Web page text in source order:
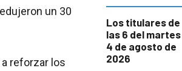
un 30
reforzar los
Los titulares de
las 6 del martes
4 de agosto de
2026